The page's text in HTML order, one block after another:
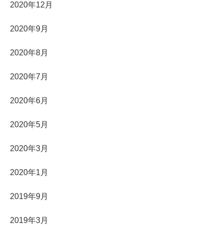
2020年12月
2020年9月
2020年8月
2020年7月
2020年6月
2020年5月
2020年3月
2020年1月
2019年9月
2019年3月